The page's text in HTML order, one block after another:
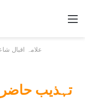
علامہ اقبال
تہذيب